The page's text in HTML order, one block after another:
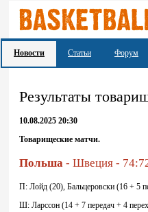
Новости Статьи Форум
Результаты
10.08.2025 20:30
Товарищеские матчи.
Польша - Швеция -
П: Лойд (20), Бальцеровски (16 + 5
Ш: Ларссон (14 + 7 передач + 4